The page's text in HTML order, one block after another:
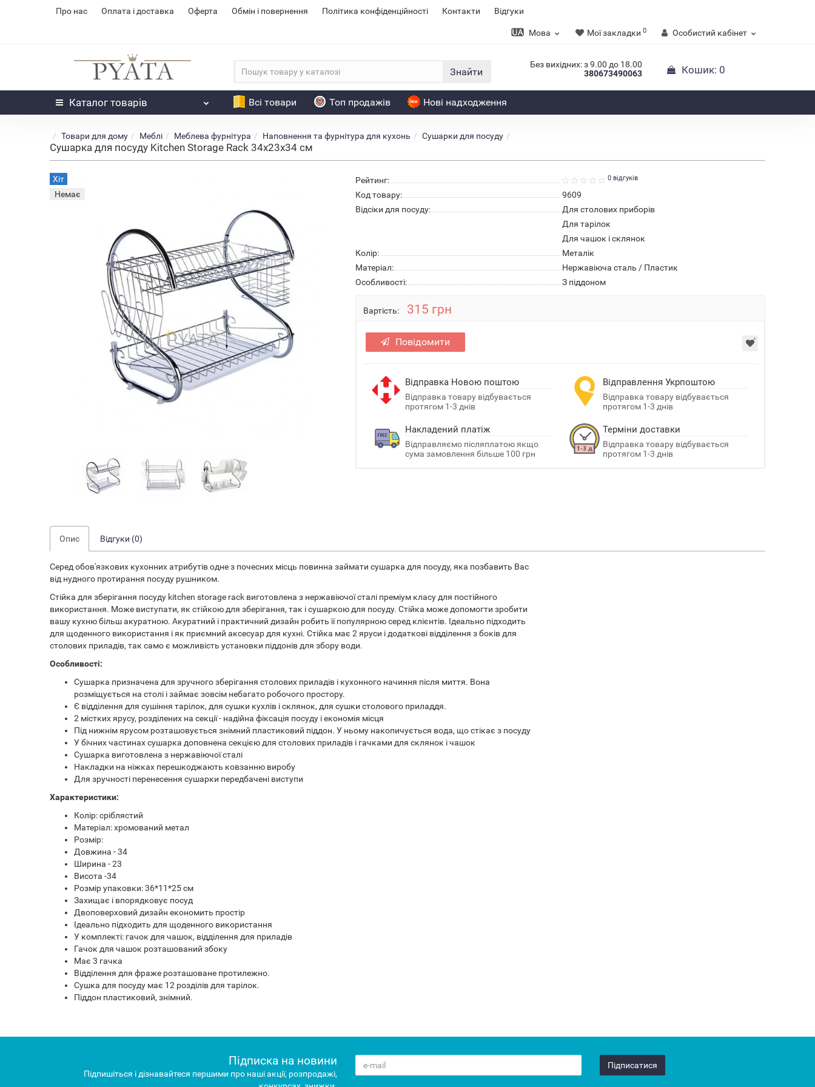
Про нас Оплата і доставка Оферта Обмін і повернення Політика конфіденційності Контакти Відгуки
Мова Мої закладки 0 Особистий кабінет
Знайти
Без вихідних: з 9.00 до 18.00
380673490063
Кошик: 0
Каталог товарів Всі товари Топ продажів Нові надходження
Товари для дому Меблі Меблева фурнітура Наповнення та фурнітура для кухонь Сушарки для посуду
Сушарка для посуду Kitchen Storage Rack 34х23х34 см
Хіт
Немає
Рейтинг: 0 відгуків
Код товару:
9609
Відсіки для посуду:
Для столових приборів
Для тарілок
Для чашок і склянок
Колiр:
Металік
Матеріал:
Нержавіюча сталь / Пластик
Особливостi:
З піддоном
Вартість: 315 грн
Повідомити
Відправка Новою поштою
Відправка товару відбувається
протягом 1-3 днів
Відправлення Укрпоштою
Відправка товару відбувається
протягом 1-3 днів
Накладений платіж
Відправляємо післяплатою якщо
сума замовлення більше 100 грн
Терміни доставки
Відправка товару відбувається
протягом 1-3 днів
Опис Відгуки (0)
Серед обов'язкових кухонних атрибутів одне з почесних місць повинна займати сушарка для посуду, яка позбавить Вас
від нудного протирання посуду рушником.
Стійка для зберігання посуду kitchen storage rack виготовлена ​​з нержавіючої сталі преміум класу для постійного
використання. Може виступати, як стійкою для зберігання, так і сушаркою для посуду. Стійка може допомогти зробити
вашу кухню більш акуратною. Акуратний і практичний дизайн робить її популярною серед клієнтів. Ідеально підходить
для щоденного використання і як приємний аксесуар для кухні. Стійка має 2 яруси і додаткові відділення з боків для
столових приладів, так само є можливість установки піддонів для збору води.
Особливості:
Сушарка призначена для зручного зберігання столових приладів і кухонного начиння після миття. Вона
розміщується на столі і займає зовсім небагато робочого простору.
Є відділення для сушіння тарілок, для сушки кухлів і склянок, для сушки столового приладдя.
2 містких ярусу, розділених на секції - надійна фіксація посуду і економія місця
Під нижнім ярусом розташовується знімний пластиковий піддон. У ньому накопичується вода, що стікає з посуду
У бічних частинах сушарка доповнена секцією для столових приладів і гачками для склянок і чашок
Сушарка виготовлена ​​з нержавіючої сталі
Накладки на ніжках перешкоджають ковзанню виробу
Для зручності перенесення сушарки передбачені виступи
Характеристики:
Колір: сріблястий
Матеріал: хромований метал
Розмір:
Довжина - 34
Ширина - 23
Висота -34
Розмір упаковки: 36*11*25 см
Захищає і впорядковує посуд
Двоповерховий дизайн економить простір
Ідеально підходить для щоденного використання
У комплекті: гачок для чашок, відділення для приладів
Гачок для чашок розташований збоку
Має 3 гачка
Відділення для фраже розташоване протилежно.
Сушка для посуду має 12 розділів для тарілок.
Піддон пластиковий, знімний.
Підписка на новини
Підпишіться і дізнавайтеся першими про наші акції, розпродажі,
Підписатися